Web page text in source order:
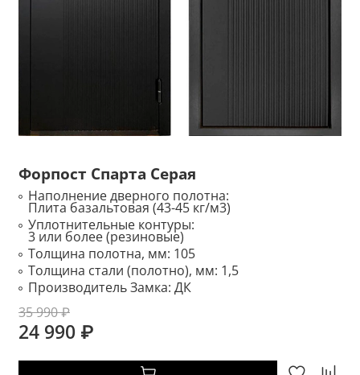
Форпост Спарта Серая
Наполнение дверного полотна:
Плита базальтовая (43-45 кг/м3)
Уплотнительные контуры:
3 или более (резиновые)
Толщина полотна, мм: 105
Толщина стали (полотно), мм: 1,5
Производитель Замка: ДК
35 990 ₽
24 990 ₽